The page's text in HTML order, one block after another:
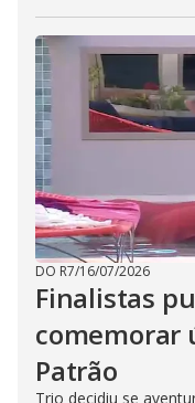
DO R7/16/07/2026
Finalistas
comemorar
Patrão
Trio decidiu se